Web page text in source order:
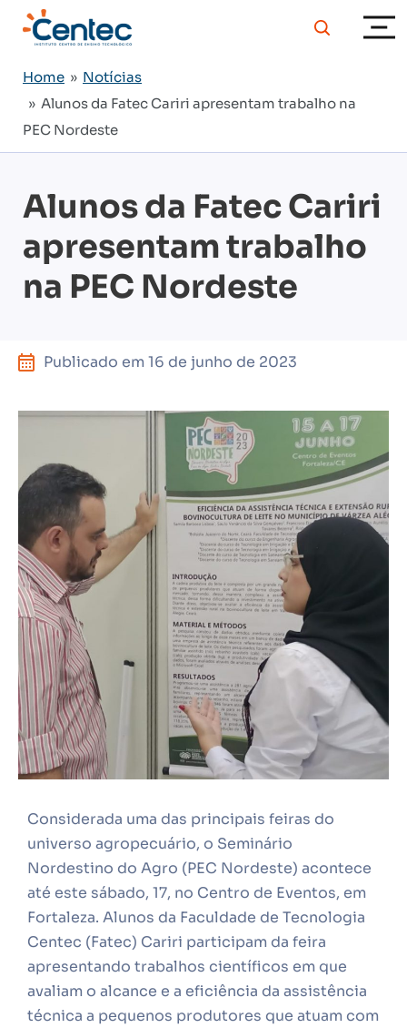
Home » Notícias
» Alunos da Fatec Cariri apresentam trabalho na
PEC Nordeste
Alunos da Fatec Cariri
apresentam trabalho
na PEC Nordeste
Publicado em 16 de junho de 2023
Considerada uma das principais feiras do
universo agropecuário, o Seminário
Nordestino do Agro (PEC Nordeste) acontece
até este sábado, 17, no Centro de Eventos, em
Fortaleza. Alunos da Faculdade de Tecnologia
Centec (Fatec) Cariri participam da feira
apresentando trabalhos científicos em que
avaliam o alcance e a eficiência da assistência
técnica a pequenos produtores que atuam com